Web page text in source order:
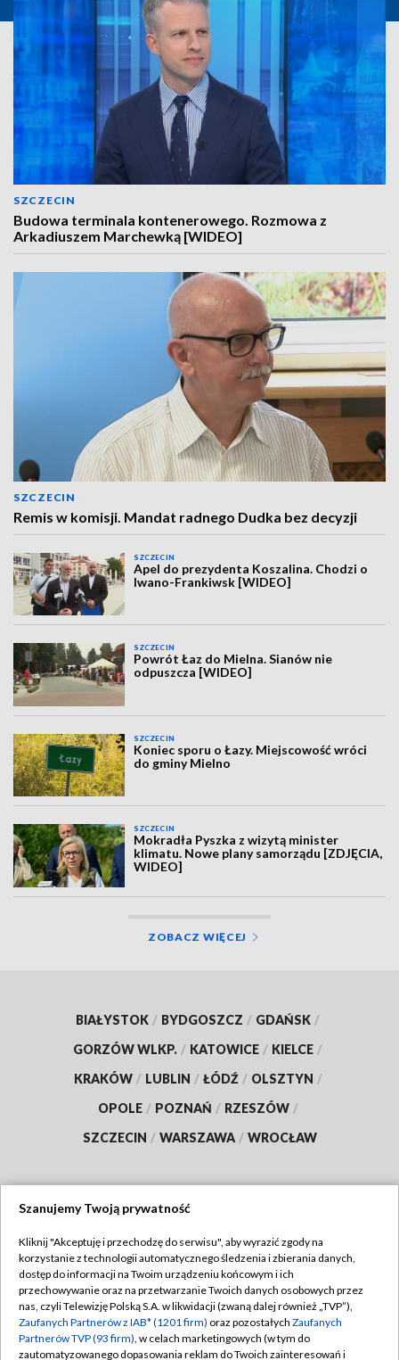
SZCZECIN
Budowa terminala kontenerowego. Rozmowa z
Arkadiuszem Marchewką [WIDEO]
SZCZECIN
Remis w komisji. Mandat radnego Dudka bez decyzji
SZCZECIN
Apel do prezydenta Koszalina. Chodzi o
Iwano-Frankiwsk [WIDEO]
SZCZECIN
Powrót Łaz do Mielna. Sianów nie
odpuszcza [WIDEO]
SZCZECIN
Koniec sporu o Łazy. Miejscowość wróci
do gminy Mielno
SZCZECIN
Mokradła Pyszka z wizytą minister
klimatu. Nowe plany samorządu [ZDJĘCIA,
WIDEO]
ZOBACZ WIĘCEJ
BIAŁYSTOK / BYDGOSZCZ / GDAŃSK /
GORZÓW WLKP. / KATOWICE / KIELCE /
KRAKÓW / LUBLIN / ŁÓDŹ / OLSZTYN /
OPOLE / POZNAŃ / RZESZÓW /
SZCZECIN / WARSZAWA / WROCŁAW
TVP
Abonament TVP
Emisja w TVP
Centrum informacji TVP
Regulamin TVP
Polityka prywatności
Moje zgody
Szanujemy Twoją prywatność
Kliknij "Akceptuję i przechodzę do serwisu", aby wyrazić zgody na
korzystanie z technologii automatycznego śledzenia i zbierania danych,
dostęp do informacji na Twoim urządzeniu końcowym i ich
przechowywanie oraz na przetwarzanie Twoich danych osobowych przez
nas, czyli Telewizję Polską S.A. w likwidacji (zwaną dalej również „TVP”),
Zaufanych Partnerów z IAB* (1201 firm) oraz pozostałych Zaufanych
Partnerów TVP (93 firm), w celach marketingowych (w tym do
zautomatyzowanego dopasowania reklam do Twoich zainteresowań i